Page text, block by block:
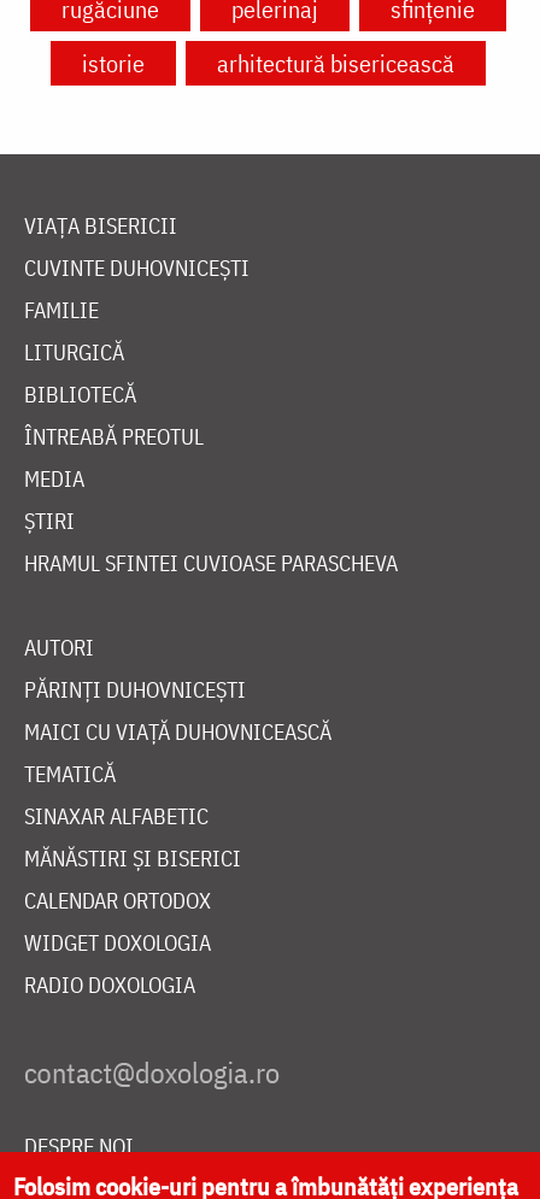
rugăciune pelerinaj
sfințenie
istorie
arhitectură bisericească
VIAȚA BISERICII
CUVINTE DUHOVNICEȘTI
FAMILIE
LITURGICĂ
BIBLIOTECĂ
ÎNTREABĂ PREOTUL
MEDIA
ȘTIRI
HRAMUL SFINTEI CUVIOASE PARASCHEVA
AUTORI
PĂRINȚI DUHOVNICEȘTI
MAICI CU VIAȚĂ DUHOVNICEASCĂ
TEMATICĂ
SINAXAR ALFABETIC
MĂNĂSTIRI ȘI BISERICI
CALENDAR ORTODOX
WIDGET DOXOLOGIA
RADIO DOXOLOGIA
DESPRE NOI
POLITICA DE COOKIES
Folosim cookie-uri pentru a îmbunătăți experiența